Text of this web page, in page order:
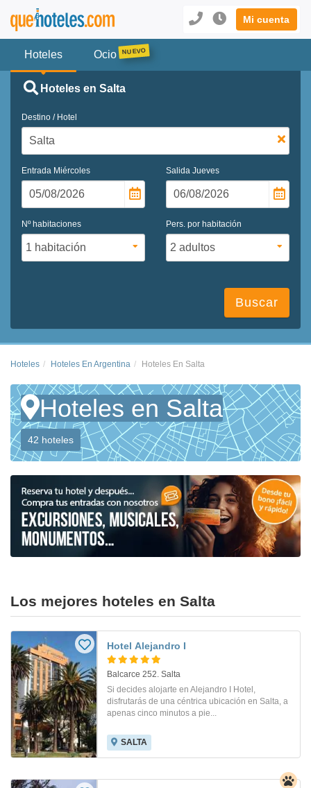
Mi cuenta
Hoteles Ocio
Hoteles en Salta
Destino / Hotel
Entrada Miércoles Salida Jueves
Nº habitaciones Pers. por habitación
Buscar
Hoteles Hoteles En Argentina Hoteles En Salta
Hoteles en Salta
42 hoteles
Los mejores hoteles en Salta
Hotel Alejandro I
Balcarce 252. Salta
Si decides alojarte en Alejandro I Hotel,
disfrutarás de una céntrica ubicación en Salta, a
apenas cinco minutos a pie...
SALTA